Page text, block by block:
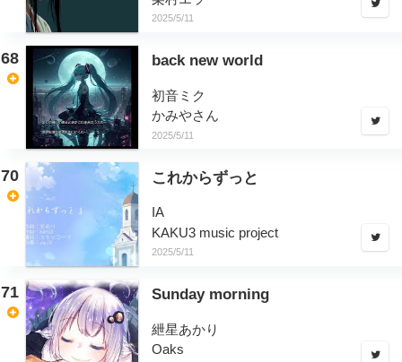
2025/5/11
68 back new world
初音ミク
かみやさん
2025/5/11
70 これからずっと
IA
KAKU3 music project
2025/5/11
71 Sunday morning
紲星あかり
Oaks